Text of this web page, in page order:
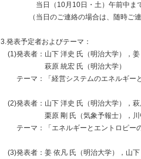
当日（10月10日・土）午前中までに
（当日のご連絡の場合は、随時ご連
3.発表予定者およびテーマ：
(1)発表者：山下 洋史 氏（明治大学），
萩原 統宏 氏（明治大学）
テーマ：「経営システムのエネルギー
(2)発表者：山下 洋史 氏（明治大学），
栗原 剛 氏（気象予報士），川中
テーマ：「エネルギーとエントロピー
(3)発表者：姜 依凡 氏（明治大学），山